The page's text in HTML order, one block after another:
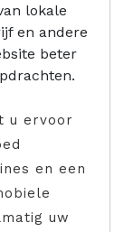
lokale
en andere
beter
u ervoor
en een
uw